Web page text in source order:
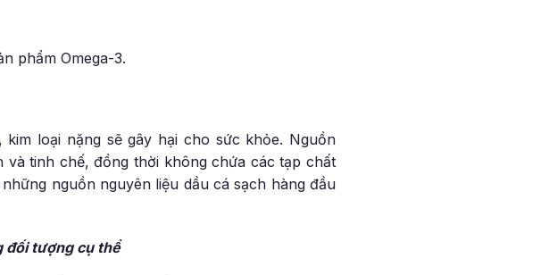
phẩm Omega-3.
loại nặng sẽ gây hại cho sức khỏe. Nguồn
và tinh chế, đồng thời không chứa các tạp chất
nguồn nguyên liệu dầu cá sạch hàng đầu
đối tượng cụ thể